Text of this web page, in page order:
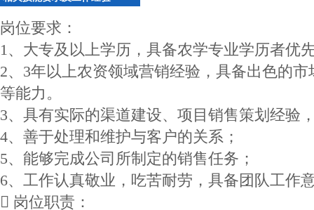
岗位要求：
1、大专及以上学历，具备农学专业学历者优
2、3年以上农资领域营销经验，具备出色的
等能力。
3、具有实际的渠道建设、项目销售策划经验
4、善于处理和维护与客户的关系；
5、能够完成公司所制定的销售任务；
6、工作认真敬业，吃苦耐劳，具备团队工作
 岗位职责：